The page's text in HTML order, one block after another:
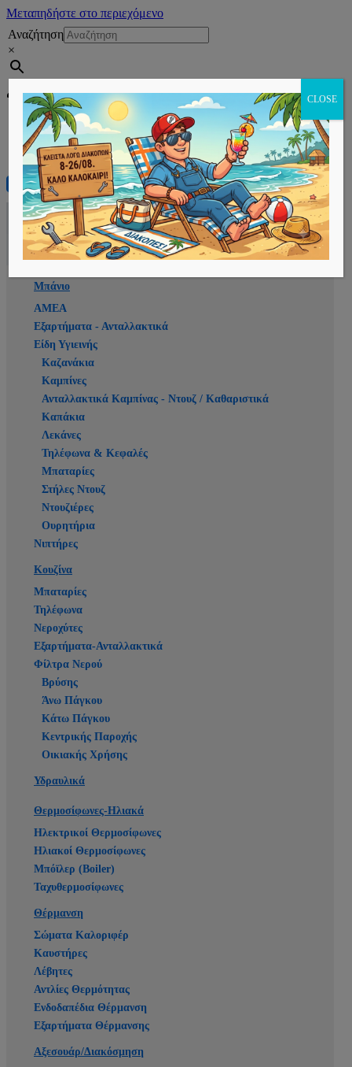
Μεταπηδήστε στο περιεχόμενο
Αναζήτηση
×
Εγγραφή
Αρχική
E-shop
Μπάνιο
ΑΜΕΑ
Εξαρτήματα - Ανταλλακτικά
Είδη Υγιεινής
Καζανάκια
Καμπίνες
Ανταλλακτικά Καμπίνας - Ντουζ / Καθαριστικά
Καπάκια
Λεκάνες
Τηλέφωνα & Κεφαλές
Μπαταρίες
Στήλες Ντουζ
Ντουζιέρες
Ουρητήρια
Νιπτήρες
Κουζίνα
Μπαταρίες
Τηλέφωνα
Νεροχύτες
Εξαρτήματα-Ανταλλακτικά
Φίλτρα Νερού
Βρύσης
Άνω Πάγκου
Κάτω Πάγκου
Κεντρικής Παροχής
Οικιακής Χρήσης
Υδραυλικά
Θερμοσίφωνες-Ηλιακά
Ηλεκτρικοί Θερμοσίφωνες
Ηλιακοί Θερμοσίφωνες
Μπόϊλερ (Boiler)
Ταχυθερμοσίφωνες
Θέρμανση
Σώματα Καλοριφέρ
Καυστήρες
Λέβητες
Αντλίες Θερμότητας
Ενδοδαπέδια Θέρμανση
Εξαρτήματα Θέρμανσης
Αξεσουάρ/Διακόσμηση
CLOSE